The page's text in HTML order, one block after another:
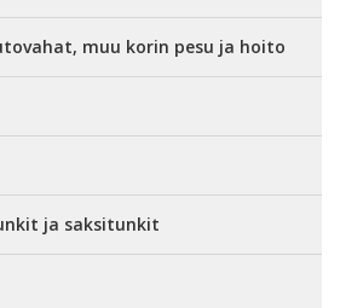
muu korin pesu ja hoito
ja saksitunkit